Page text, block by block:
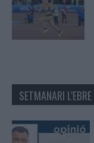
SETMANARI L'EBRE